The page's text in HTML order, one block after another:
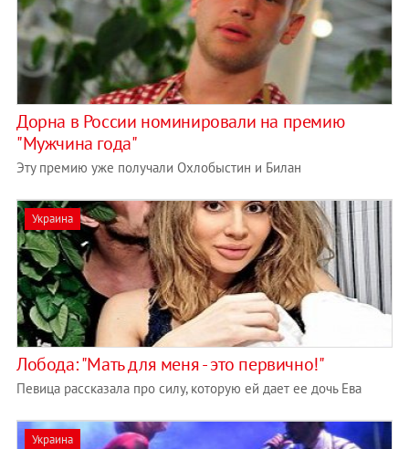
Дорна в России номинировали на премию
"Мужчина года"
Эту премию уже получали Охлобыстин и Билан
Украина
Лобода: "Мать для меня - это первично!"
Певица рассказала про силу, которую ей дает ее дочь Ева
Украина